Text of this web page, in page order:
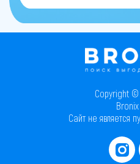
Copyright ©
Сайт не является